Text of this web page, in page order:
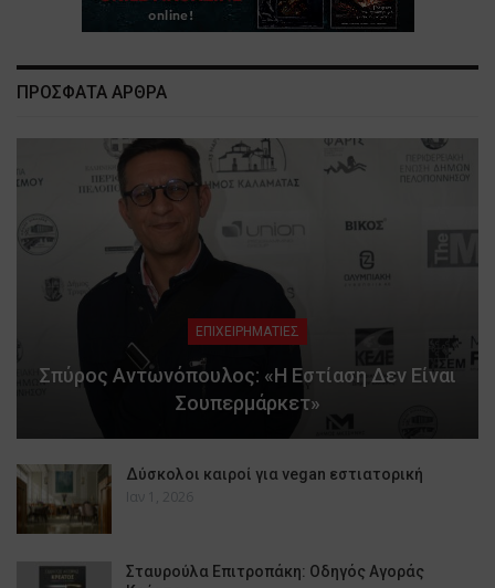
ΠΡΟΣΦΑΤΑ ΑΡΘΡΑ
ΕΠΙΧΕΙΡΗΜΑΤΙΕΣ
Σπύρος Αντωνόπουλος: «Η Εστίαση Δεν Είναι
Σουπερμάρκετ»
Δύσκολοι καιροί για vegan εστιατορική
Ιαν 1, 2026
Σταυρούλα Επιτροπάκη: Οδηγός Αγοράς